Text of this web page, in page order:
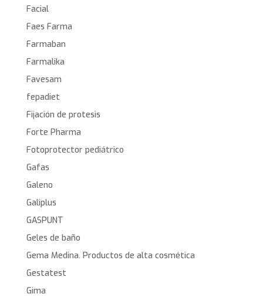
Facial
Faes Farma
Farmaban
Farmalika
Favesam
fepadiet
Fijación de protesis
Forte Pharma
Fotoprotector pediátrico
Gafas
Galeno
Galiplus
GASPUNT
Geles de baño
Gema Medina. Productos de alta cosmética
Gestatest
Gima